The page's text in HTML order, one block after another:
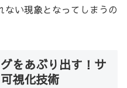
ない現象となってしまうの
をあぶり出す！サ
視化技術